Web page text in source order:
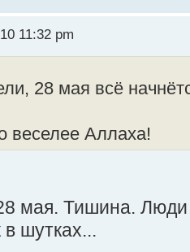
11:32 pm
28 мая всё
веселее Аллаха!
мая. Тишина. Люди
в шутках...